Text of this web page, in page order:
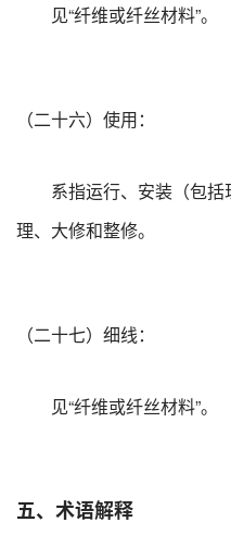
见“纤维或纤丝材料”。
（二十六）使用：
系指运行、安装（包
理、大修和整修。
（二十七）细线：
见“纤维或纤丝材料”。
五、术语解释